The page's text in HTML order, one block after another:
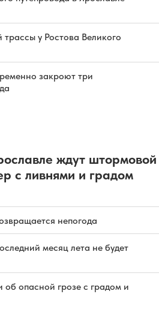
у Ростова Великого
закроют три
ждут штормовой
с ливнями и градом
непогода
месяц лета не будет
об опасной грозе с градом и